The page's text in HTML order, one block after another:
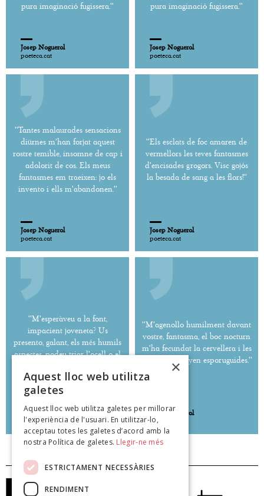
pura imaginació fugissera.''
Josep Noguerol
poeteca.cat
pura imaginació fugissera.''
Josep Noguerol
poeteca.cat
''Tantes malaurades sensacions
diürnes m'han forjat aquest
rostre temible, insomne de cap i
adolorit de cos. Els meus
fantasmes em traeixen: jo els
invento i ells m'abandonen.''
Josep Noguerol
poeteca.cat
''Els esclats de foc amaren de
vermellors les teves fantasmes
d'encisades grogors. Visc gojós
la besada de sang a les flors!''
Josep Noguerol
poeteca.cat
''M'esperàveu a la font,
impacient joveneta? Us
presento, galant, els més humils
aspectes, podeu triar l'ocell o el
Josep Noguerol
poeteca.cat
''M'agenollo humilment davant
vostre, fantasma, el boc nocturn
m'ha fecundat la cervellera i les
feres em grunyen esporuguides.''
Josep Noguerol
poeteca.cat
×
Aquest lloc web utilitza
galetes
Aquest lloc web utilitza galetes per millorar
l'experiència de l'usuari. En utilitzar-lo,
acceptau totes les galetes d’acord amb la
nostra Política de galetes. Llegir-ne més
ESTRICTAMENT NECESSÀRIES
RENDIMENT